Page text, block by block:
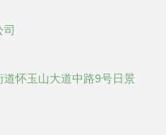
司
怀玉山大道中路9号日景